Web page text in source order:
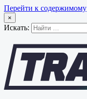
Перейти к содержимому
×
Искать: